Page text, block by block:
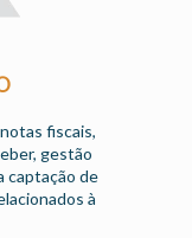
fiscais,
gestão
captação de
à